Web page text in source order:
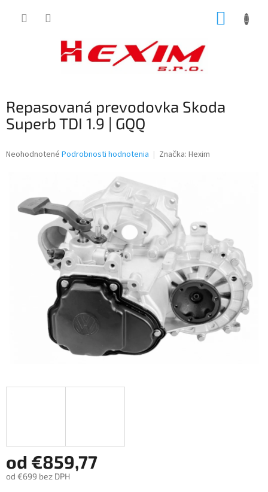
Repasovaná prevodovka Skoda
Superb TDI 1.9 | GQQ
Priemerné
hviezdičiek.
Neohodnotené Podrobnosti hodnotenia Značka: Hexim
od €859,77
od €699 bez DPH